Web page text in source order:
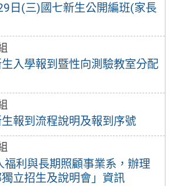
日(三)國七新生公開編班(家長
入學報到暨性向測驗教室分配
報到流程說明及報到序號
福利與長期照顧事業系，辦理
獨立招生及說明會」資訊